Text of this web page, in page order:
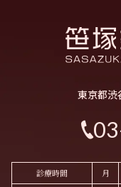
東京都渋
診療時間 月